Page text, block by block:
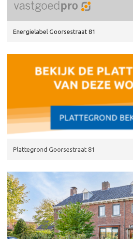
Energielabel Goorsestraat 81
Plattegrond Goorsestraat 81